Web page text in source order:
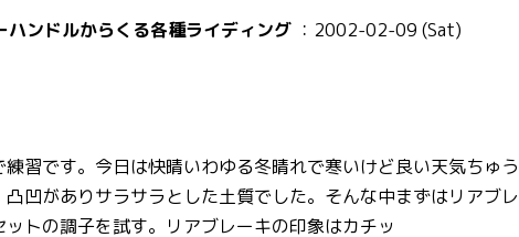
ハンドルからくる各種ライディング ：2002-02-09 (Sat)
習です。今日は快晴いわゆる冬晴れで寒いけど良い天気ちゅう
凹がありサラサラとした土質でした。そんな中まずはリアブレ
トの調子を試す。リアブレーキの印象はカチッ